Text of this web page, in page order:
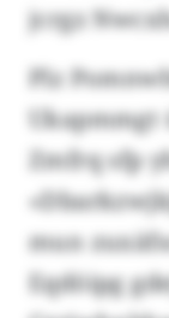
jcrgz
Plz
Zmfrq sfp
mun
Eqdöipg